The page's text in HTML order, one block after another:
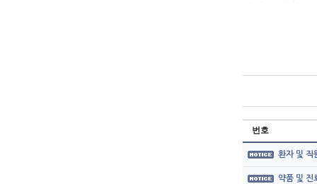
번호
환자 및 직
약품 및 진